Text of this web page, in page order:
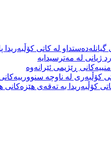
لە کاتی
ژیانی لە مەترسیدایە
ڕێژیمی ئێرانەوە
لە ناوچە
کۆڵبەریدا بە تەقەی